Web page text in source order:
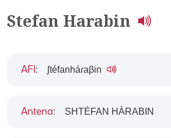
Stefan Harabin
AFI : ʃtéfanháɾaβin
Antena: SHTÉFAN HÀRABIN